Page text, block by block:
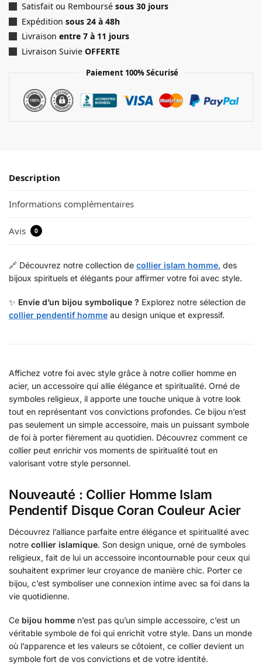
Satisfait ou Remboursé sous 30 jours
Expédition sous 24 à 48h
Livraison entre 7 à 11 jours
Livraison Suivie OFFERTE
Paiement 100% Sécurisé
Description
Informations complémentaires
Avis 0
🔗 Découvrez notre collection de collier islam homme, des
bijoux spirituels et élégants pour affirmer votre foi avec style.
✨ Envie d’un bijou symbolique ? Explorez notre sélection de
collier pendentif homme au design unique et expressif.
Affichez votre foi avec style grâce à notre collier homme en
acier, un accessoire qui allie élégance et spiritualité. Orné de
symboles religieux, il apporte une touche unique à votre look
tout en représentant vos convictions profondes. Ce bijou n’est
pas seulement un simple accessoire, mais un puissant symbole
de foi à porter fièrement au quotidien. Découvrez comment ce
collier peut enrichir vos moments de spiritualité tout en
valorisant votre style personnel.
Nouveauté : Collier Homme Islam
Pendentif Disque Coran Couleur Acier
Découvrez l’alliance parfaite entre élégance et spiritualité avec
notre collier islamique. Son design unique, orné de symboles
religieux, fait de lui un accessoire incontournable pour ceux qui
souhaitent exprimer leur croyance de manière chic. Porter ce
bijou, c’est symboliser une connexion intime avec sa foi dans la
vie quotidienne.
Ce bijou homme n’est pas qu’un simple accessoire, c’est un
véritable symbole de foi qui enrichit votre style. Dans un monde
où l’apparence et les valeurs se côtoient, ce collier devient un
symbole fort de vos convictions et de votre identité.